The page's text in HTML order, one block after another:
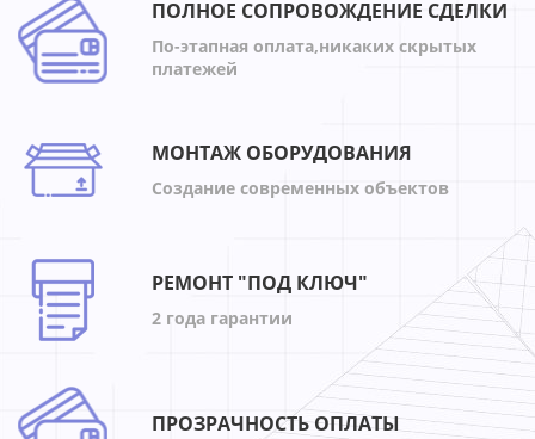
ПОЛНОЕ СОПРОВОЖДЕНИЕ СДЕЛКИ
По-этапная оплата,никаких скрытых
платежей
МОНТАЖ ОБОРУДОВАНИЯ
Создание современных объектов
РЕМОНТ "ПОД КЛЮЧ"
2 года гарантии
ПРОЗРАЧНОСТЬ ОПЛАТЫ